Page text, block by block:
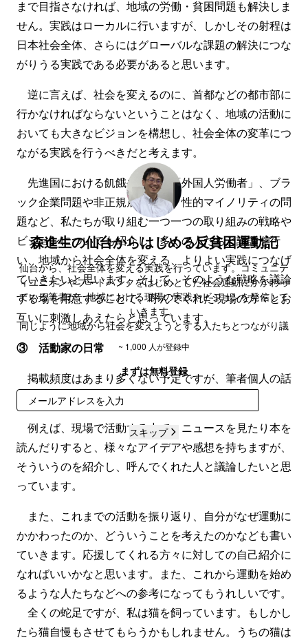
まで目指さなければ、地域の労働・貧困問題も解決しま
せん。実践はローカルに行いますが、しかしその射程は
日本社会全体、さらにはグローバルな課題の解決につな
がりうる実践である必要があると思います。
逆に言えば、社会を変えるのに、首都などの都市部に
行かなければならないということはなく、地域の活動に
おいても大きなビジョンを構想し、社会全体の変革につ
ながる実践を行うべきだと考えます。
先進国における飢餓や貧困、「外国人労働者」、ブラ
ック企業問題や非正規雇用問題、性的マイノリティの問
題など、私たちが取り組む一つ一つの取り組みの戦略や
ビジョンについても紹介し、多くの人たちと議論を行
い、地域から社会全体を変える、よりよい実践につなげ
ていきたいと思います。そして、そのような戦略を議論
する場を用意することで、呼んでくれた現場の方々とお
互いに刺激しあえたらと思っています。
③ 活動家の日常
掲載頻度はあまり多くない予定ですが、筆者個人の話
も書いていきます。
例えば、現場で活動する中で、ニュースを見たり本を
読んだりすると、様々なアイデアや感想を持ちますが、
そういうのを紹介し、呼んでくれた人と議論したいと思
っています。
また、これまでの活動を振り返り、自分がなぜ運動に
かかわったのか、どういうことを考えたのかなども書い
ていきます。応援してくれる方々に対しての自己紹介に
なればいいかなと思います。また、これから運動を始め
るような人たちなどへの参考になってもうれしいです。
全くの蛇足ですが、私は猫を飼っています。もしかし
たら猫自慢もさせてもらうかもしれません。うちの猫は
森進生の仙台からはじめる反貧困運動記
仙台から、社会全体を変える実践を行っています。コミュニテ
ィユニオンやフードバンクをはじめとした社会運動にかかわっ
ている筆者が、地域における現場の実践やビジョンを発信して
いきます。
同じように地域から社会を変えようとする人たちとつながり議
論空間を作り、新しいつながりを生み出していきたいと思いま
す。
~ 1,000 人が登録中
まずは無料登録
スキップ